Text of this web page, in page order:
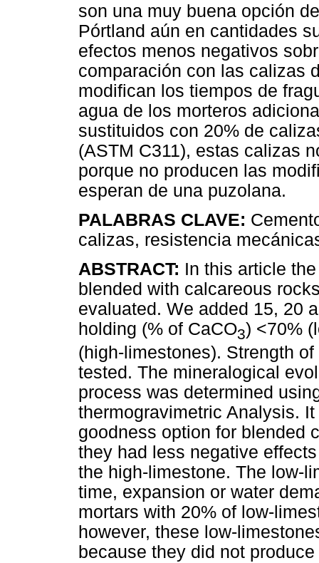
son una muy buena opción
Pórtland aún en cantidades
efectos menos negativos
comparación con las calizas
modifican los tiempos de
agua de los morteros
sustituidos con 20% de
(ASTM C311), estas calizas
porque no producen las
esperan de una puzolana.
PALABRAS CLAVE:
calizas, resistencia
ABSTRACT: In this article
blended with calcareous
evaluated. We added 15, 20
holding (% of CaCO3) <70%
(high-limestones). Strength
tested. The mineralogical
process was determined
thermogravimetric Analysis.
goodness option for blended
they had less negative
the high-limestone. The low-
time, expansion or water
mortars with 20% of low-
however, these low-
because they did not